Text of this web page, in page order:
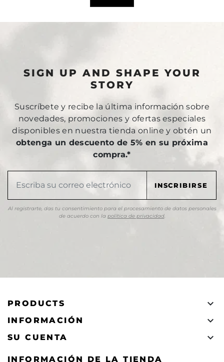
SIGN UP AND SHAPE YOUR
STORY
Suscríbete y recibe la última información sobre
novedades, promociones y ofertas especiales
disponibles en nuestra tienda online y obtén un
obtenga un descuento de 5% en su próxima
compra.*
Al registrarte, das tu consentimiento para el procesamiento de datos personales
de acuerdo con la política de privacidad.
PRODUCTS 
INFORMACIÓN 
SU CUENTA 
INFORMACIÓN DE LA TIENDA